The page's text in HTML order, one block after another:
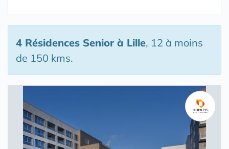
4 Résidences Seniorà Lille, 12 à moins
de 150 kms.